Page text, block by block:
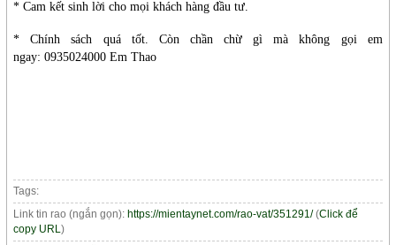
* Cam kết sinh lời cho mọi khách hàng đầu tư.
* Chính sách quá tốt. Còn chần chừ gì mà không gọi em
ngay: 0935024000 Em Thao
Tags:
Link tin rao (ngắn gọn): https://mientaynet.com/rao-vat/351291/(Click để
copy URL)